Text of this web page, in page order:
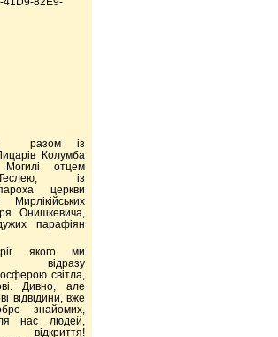
разом із
Колумба
отцем
із
церкви
Онишкевича,
парафіян
якого ми
відразу
світла,
Дивно, але
відвідини, вже
знайомих,
нас людей,
відкриття!